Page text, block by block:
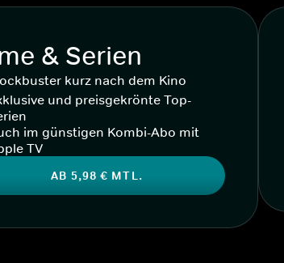
& Serien
kurz nach dem Kino
und preisgekrönte Top-
im günstigen Kombi-Abo mit
TV
AB 5,98 € MTL.